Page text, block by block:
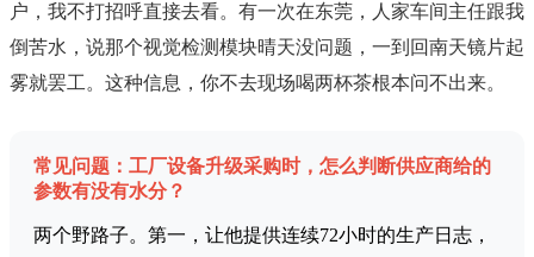
户，我不打招呼直接去看。有一次在东莞，人家车间主任跟我
倒苦水，说那个视觉检测模块晴天没问题，一到回南天镜片起
雾就罢工。这种信息，你不去现场喝两杯茶根本问不出来。
常见问题：工厂设备升级采购时，怎么判断供应商给的
参数有没有水分？
两个野路子。第一，让他提供连续72小时的生产日志，